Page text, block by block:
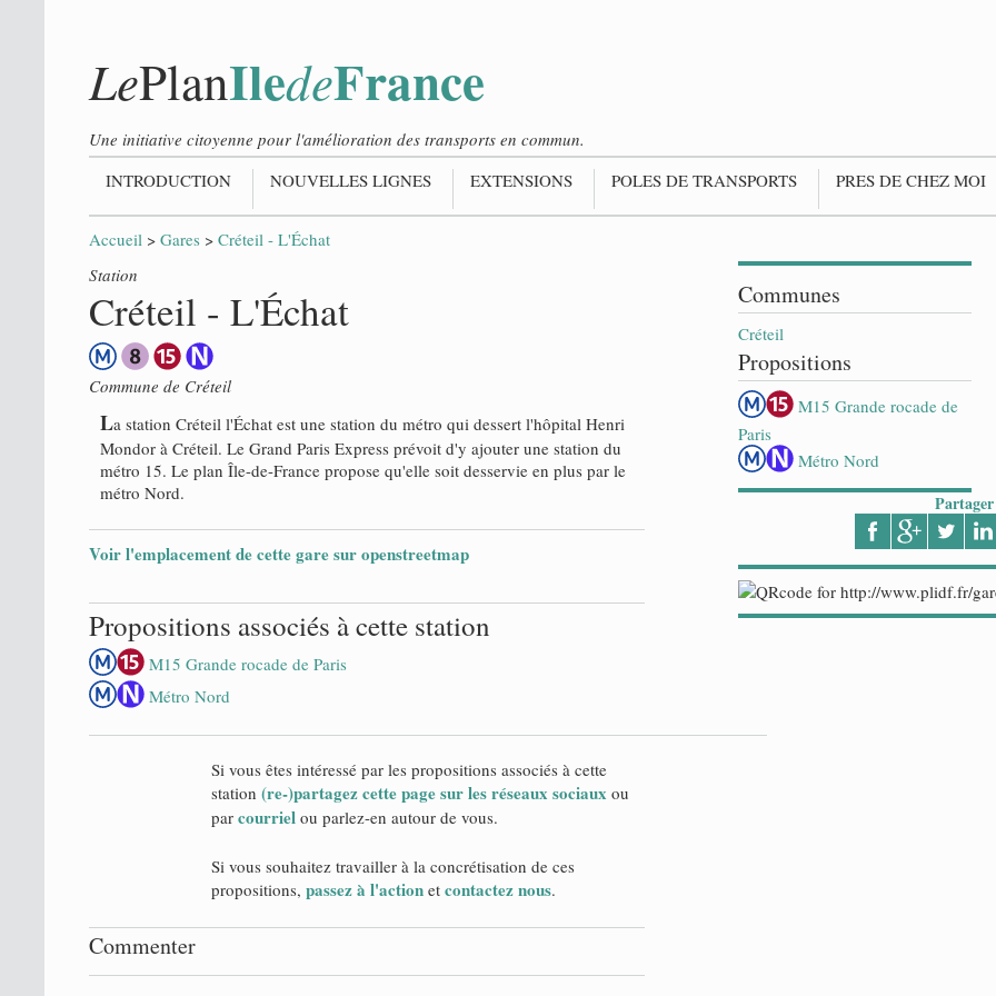
LePlanIledeFrance
Une initiative citoyenne pour l'amélioration des transports en commun.
INTRODUCTION
NOUVELLES LIGNES EXTENSIONS POLES DE TRANSPORTS PRES DE CHEZ MOI
Accueil > Gares > Créteil - L'Échat
Communes
Créteil
Propositions
M15 Grande rocade de
Paris
Métro Nord
Partager
Station
Créteil - L'Échat
Commune de Créteil
La station Créteil l'Échat est une station du métro qui dessert l'hôpital Henri
Mondor à Créteil. Le Grand Paris Express prévoit d'y ajouter une station du
métro 15. Le plan Île-de-France propose qu'elle soit desservie en plus par le
métro Nord.
Voir l'emplacement de cette gare sur openstreetmap
Propositions associés à cette station
M15 Grande rocade de Paris
Métro Nord
Si vous êtes intéressé par les propositions associés à cette
station (re-)partagez cette page sur les réseaux sociaux ou
par courriel ou parlez-en autour de vous.
Si vous souhaitez travailler à la concrétisation de ces
propositions, passez à l'action et contactez nous.
Commenter